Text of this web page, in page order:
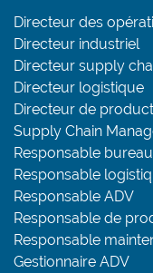
Directeur des
Directeur industriel
Directeur supply
Directeur logistique
Directeur de
Supply Chain
Responsable
Responsable
Responsable ADV
Responsable de
Responsable
Gestionnaire ADV